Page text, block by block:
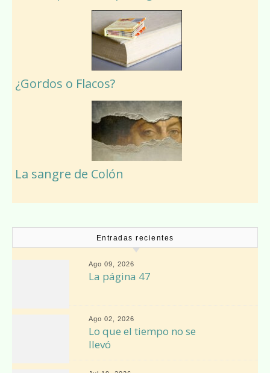
¿Gordos o Flacos?
La sangre de Colón
Entradas recientes
Ago 09, 2026
La página 47
Ago 02, 2026
Lo que el tiempo no se
llevó